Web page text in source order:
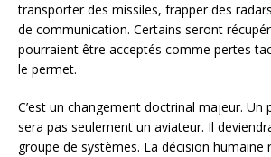
transporter des missiles, frapper des
de communication. Certains seront
pourraient être acceptés comme pertes
le permet.
C’est un changement doctrinal majeur. Un
sera pas seulement un aviateur. Il
groupe de systèmes. La décision humaine